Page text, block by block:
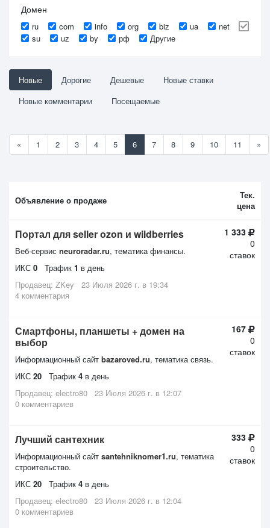
Домен
ru com info org biz ua
net
su
uz by рф Другие
Новые Дорогие Дешевые
Новые ставки
Новые комментарии
Посещаемые
« 1 2 3 4 5 6 7 8 9 10 11 »
Объявление о продаже
Тек.
цена
Портал для seller ozon и wildberries
Веб-сервис neuroradar.ru, тематика финансы.
ИКС 0 Трафик 1 в день
Продавец: ZKey
23 Июля 2026 г. в 19:34
4 комментария
1 333
0
ставок
Смартфоны, планшеты + домен на
выбор
Информационный сайт bazaroved.ru, тематика связь.
ИКС 20 Трафик 4 в день
Продавец: electro80
23 Июля 2026 г. в 12:07
0 комментариев
167
0
ставок
Лучший сантехник
Информационный сайт santehniknomer1.ru, тематика
строительство.
ИКС 20 Трафик 4 в день
Продавец: electro80
23 Июля 2026 г. в 12:04
0 комментариев
333
0
ставок